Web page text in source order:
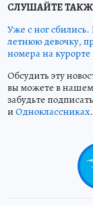
СЛУШАЙТЕ
Уже с ног
летнюю девочку,
номера на курорте
Обсудить эту
вы можете в нашем
забудьте
и Одноклассниках.